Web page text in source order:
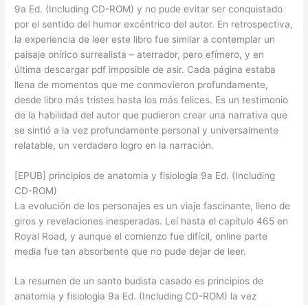
9a Ed. (Including CD-ROM) y no pude evitar ser conquistado
por el sentido del humor excéntrico del autor. En retrospectiva,
la experiencia de leer este libro fue similar a contemplar un
paisaje onírico surrealista – aterrador, pero efímero, y en
última descargar pdf imposible de asir. Cada página estaba
llena de momentos que me conmovieron profundamente,
desde libro más tristes hasta los más felices. Es un testimonio
de la habilidad del autor que pudieron crear una narrativa que
se sintió a la vez profundamente personal y universalmente
relatable, un verdadero logro en la narración.
[EPUB] principios de anatomia y fisiologia 9a Ed. (Including
CD-ROM)
La evolución de los personajes es un viaje fascinante, lleno de
giros y revelaciones inesperadas. Leí hasta el capítulo 465 en
Royal Road, y aunque el comienzo fue difícil, online parte
media fue tan absorbente que no pude dejar de leer.
La resumen de un santo budista casado es principios de
anatomia y fisiologia 9a Ed. (Including CD-ROM) la vez